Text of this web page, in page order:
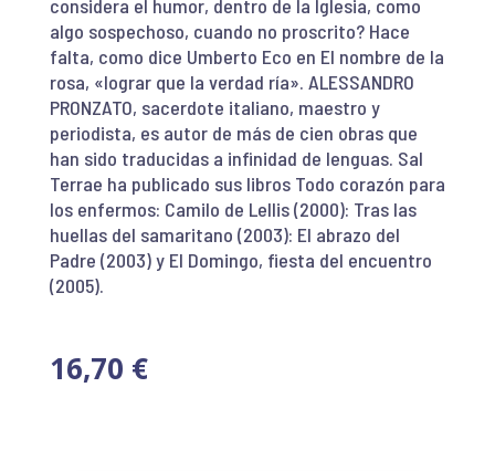
considera el humor, dentro de la Iglesia, como
algo sospechoso, cuando no proscrito? Hace
falta, como dice Umberto Eco en El nombre de la
rosa, «lograr que la verdad ría». ALESSANDRO
PRONZATO, sacerdote italiano, maestro y
periodista, es autor de más de cien obras que
han sido traducidas a infinidad de lenguas. Sal
Terrae ha publicado sus libros Todo corazón para
los enfermos: Camilo de Lellis (2000): Tras las
huellas del samaritano (2003): El abrazo del
Padre (2003) y El Domingo, fiesta del encuentro
(2005).
16,70 €